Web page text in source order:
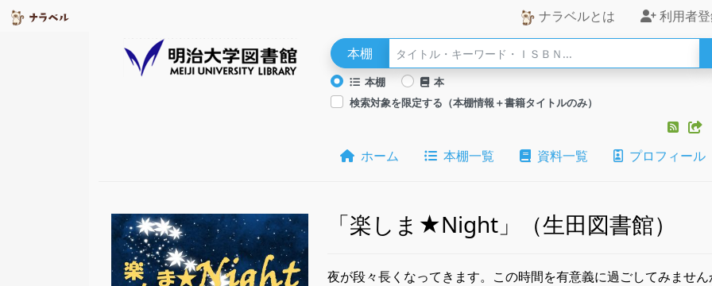
ナラベルとは 利用者
本棚
本棚
本
検索対象を限定する（本棚情報＋書籍タイトルのみ）
ホーム 本棚一覧 資料一覧 プロフィール
「楽しま★Night」（生田図書館）
夜が段々長くなってきます。この時間を有意義に過ごしてみませ